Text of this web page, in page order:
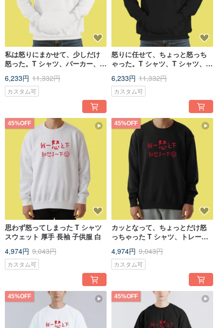
私は怒りにまかせて、少しだけ
怒った。T シャツ、パーカー、子
6,233円 11,332円
カスタム可
怒りに任せて、ちょっと怒っち
ゃった。T シャツ、T シャツ、パ
袖、黒。
6,233円 11,332円
カスタム可
45%OFF
思わず怒ってしまった T シャツ
スウェット 厚手 長袖 子供服 白
4,974円 9,043円
カスタム可
45%OFF
カッとなって、ちょっとだけ怒
っちゃった T シャツ、トレーナ
供服、黒
4,974円 9,043円
カスタム可
45%OFF 45%OFF